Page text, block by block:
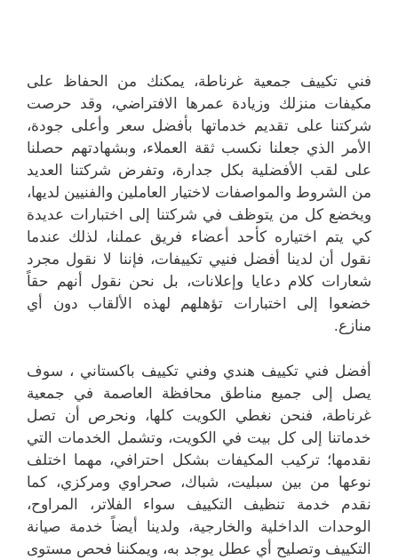
فني تكييف جمعية غرناطة، يمكنك من الحفاظ على
مكيفات منزلك وزيادة عمرها الافتراضي، وقد حرصت
شركتنا على تقديم خدماتها بأفضل سعر وأعلى جودة،
الأمر الذي جعلنا نكسب ثقة العملاء، وبشهادتهم حصلنا
على لقب الأفضلية بكل جدارة، وتفرض شركتنا العديد
من الشروط والمواصفات لاختيار العاملين والفنيين لديها،
ويخضع كل من يتوظف في شركتنا إلى اختبارات عديدة
كي يتم اختياره كأحد أعضاء فريق عملنا، لذلك عندما
نقول أن لدينا أفضل فنيي تكييفات، فإننا لا نقول مجرد
شعارات كلام دعايا وإعلانات، بل نحن نقول أنهم حقاً
خضعوا إلى اختبارات تؤهلهم لهذه الألقاب دون أي
منازع.
أفضل فني تكييف هندي وفني تكييف باكستاني ، سوف
يصل إلى جميع مناطق محافظة العاصمة في جمعية
غرناطة، فنحن نغطي الكويت كلها، ونحرص أن تصل
خدماتنا إلى كل بيت في الكويت، وتشمل الخدمات التي
نقدمها؛ تركيب المكيفات بشكل احترافي، مهما اختلف
نوعها من بين سبليت، شباك، صحراوي ومركزي، كما
نقدم خدمة تنظيف التكييف سواء الفلاتر، المراوح،
الوحدات الداخلية والخارجية، ولدينا أيضاً خدمة صيانة
التكييف وتصليح أي عطل يوجد به، ويمكننا فحص مستوى